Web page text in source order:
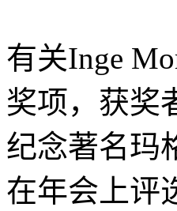
有关Inge
奖项，获奖
纪念著名玛
在年会上评